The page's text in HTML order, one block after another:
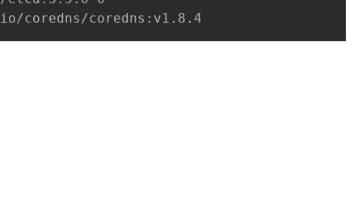
coredns/coredns:v1.8.4